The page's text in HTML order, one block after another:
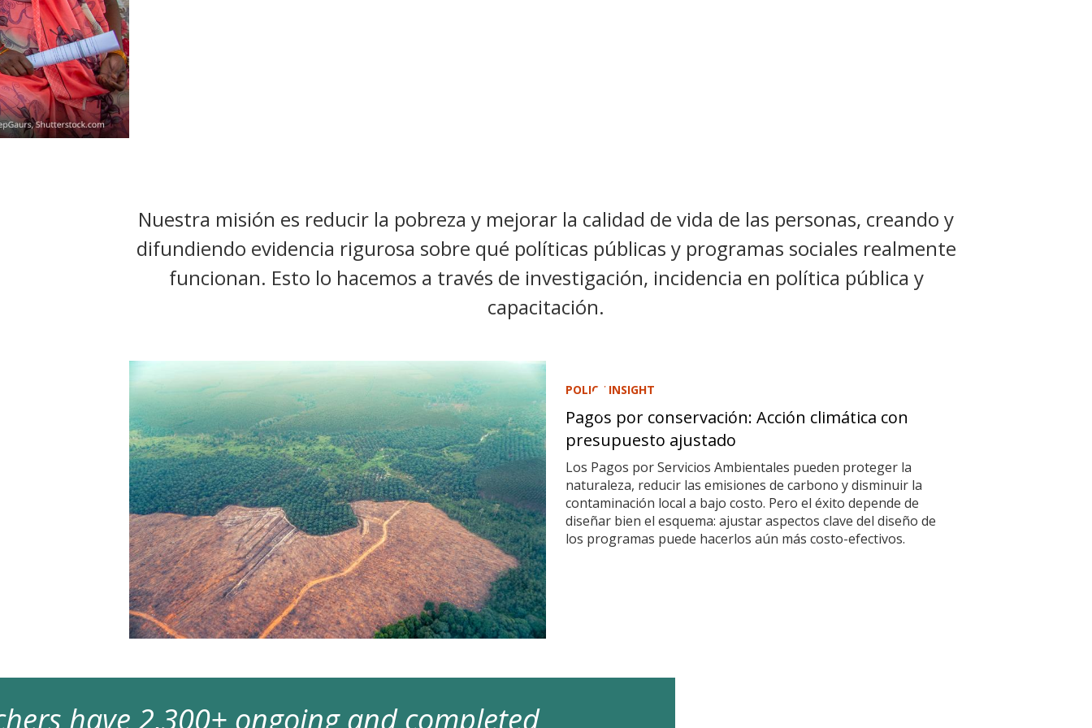
t
Nuestra misión es reducir la pobreza y mejorar la calidad de vida de las personas, creando y
difundiendo evidencia rigurosa sobre qué políticas públicas y programas sociales realmente
funcionan. Esto lo hacemos a través de investigación, incidencia en política pública y
capacitación.
POLICY INSIGHT
Pagos por conservación: Acción climática con
presupuesto ajustado
Los Pagos por Servicios Ambientales pueden proteger la
naturaleza, reducir las emisiones de carbono y disminuir la
contaminación local a bajo costo. Pero el éxito depende de
diseñar bien el esquema: ajustar aspectos clave del diseño de
los programas puede hacerlos aún más costo-efectivos.
have 2,300+ ongoing and completed